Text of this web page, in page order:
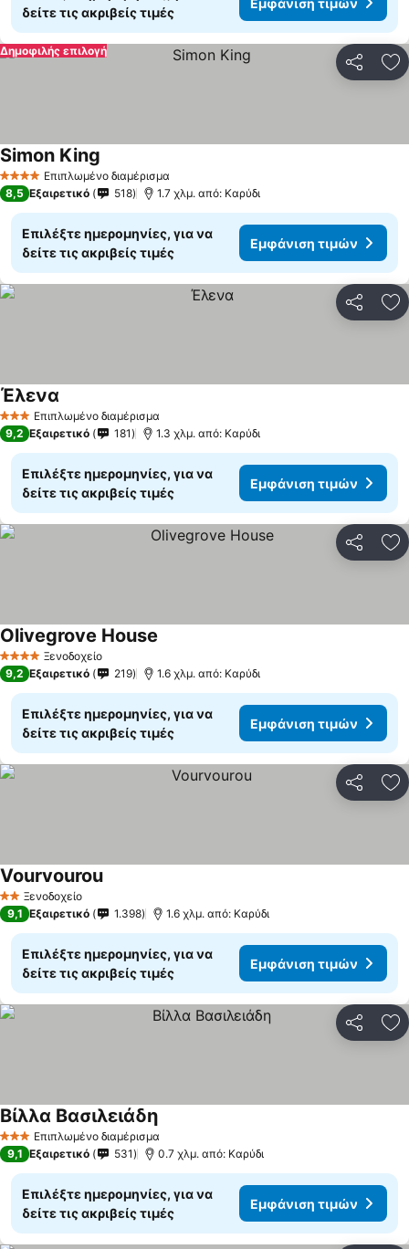
δείτε τις ακριβείς τιμές
Δημοφιλής επιλογή
4 ΑστέριαΕπιπλωμένο διαμέρισμα
Simon King
8,5 Εξαιρετικό 518 1.7 χλμ. από: Καρύδι
Επιλέξτε ημερομηνίες, για να
δείτε τις ακριβείς τιμές
Εμφάνιση τιμών
3 ΑστέριαΕπιπλωμένο διαμέρισμα
Έλενα
9,2 Εξαιρετικό 181 1.3 χλμ. από: Καρύδι
Επιλέξτε ημερομηνίες, για να
δείτε τις ακριβείς τιμές
Εμφάνιση τιμών
4 ΑστέριαΞενοδοχείο
Olivegrove House
9,2 Εξαιρετικό 219 1.6 χλμ. από: Καρύδι
Επιλέξτε ημερομηνίες, για να
δείτε τις ακριβείς τιμές
Εμφάνιση τιμών
2 ΑστέριαΞενοδοχείο
VourvourouΕμφάνιση τιμών
9,1 Εξαιρετικό 1.398 1.6 χλμ. από: Καρύδι
Επιλέξτε ημερομηνίες, για να
δείτε τις ακριβείς τιμές
Εμφάνιση τιμών
3 ΑστέριαΕπιπλωμένο διαμέρισμα
Βίλλα ΒασιλειάδηΕμφάνιση τιμών
9,1 Εξαιρετικό 531 0.7 χλμ. από: Καρύδι
Επιλέξτε ημερομηνίες, για να
δείτε τις ακριβείς τιμές
Εμφάνιση τιμών